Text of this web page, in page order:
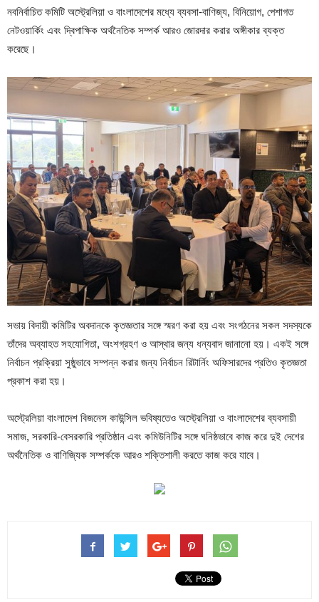
নবনির্বাচিত কমিটি অস্ট্রেলিয়া ও বাংলাদেশের মধ্যে ব্যবসা-বাণিজ্য, বিনিয়োগ, পেশাগত
নেটওয়ার্কিং এবং দ্বিপাক্ষিক অর্থনৈতিক সম্পর্ক আরও জোরদার করার অঙ্গীকার ব্যক্ত
করেছে।
সভায় বিদায়ী কমিটির অবদানকে কৃতজ্ঞতার সঙ্গে স্মরণ করা হয় এবং সংগঠনের সকল সদস্যকে
তাঁদের অব্যাহত সহযোগিতা, অংশগ্রহণ ও আস্থার জন্য ধন্যবাদ জানানো হয়। একই সঙ্গে
নির্বাচন প্রক্রিয়া সুষ্ঠুভাবে সম্পন্ন করার জন্য নির্বাচন রিটার্নিং অফিসারদের প্রতিও কৃতজ্ঞতা
প্রকাশ করা হয়।
অস্ট্রেলিয়া বাংলাদেশ বিজনেস কাউন্সিল ভবিষ্যতেও অস্ট্রেলিয়া ও বাংলাদেশের ব্যবসায়ী
সমাজ, সরকারি-বেসরকারি প্রতিষ্ঠান এবং কমিউনিটির সঙ্গে ঘনিষ্ঠভাবে কাজ করে দুই দেশের
অর্থনৈতিক ও বাণিজ্যিক সম্পর্ককে আরও শক্তিশালী করতে কাজ করে যাবে।